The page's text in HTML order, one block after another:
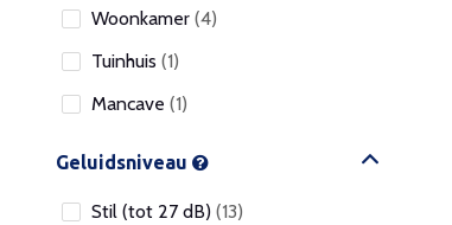
Woonkamer (4)
Tuinhuis (1)
Mancave (1)
Geluidsniveau
Stil (tot 27 dB) (13)